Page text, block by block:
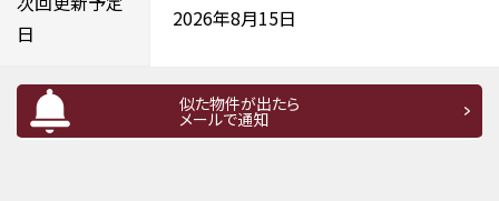
日
2026年8月15日
似た物件が出たら
メールで通知